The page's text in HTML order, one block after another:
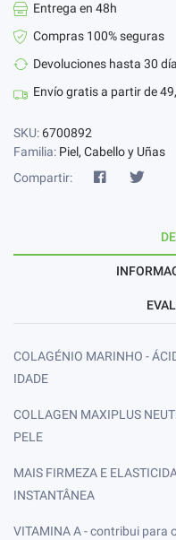
Entrega en 48h
Compras 100% seguras
Devoluciones hasta 30
Envío gratis a partir de
SKU: 6700892
Familia: Piel, Cabello y Uñas
Compartir:
COLAGÉNIO MARINHO -
IDADE
COLLAGEN MAXIPLUS
PELE
MAIS FIRMEZA E
INSTANTÂNEA
VITAMINA A - contribui para